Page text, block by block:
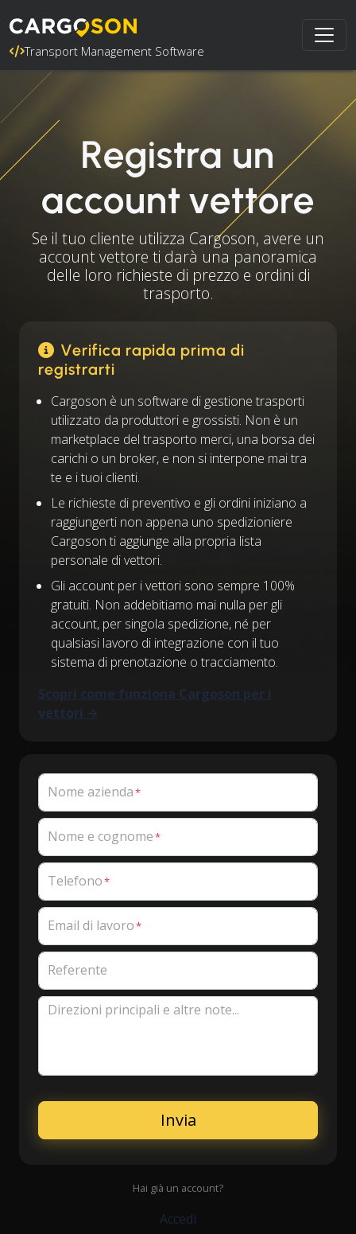
Transport Management Software
Registra un
account vettore
Se il tuo cliente utilizza Cargoson, avere un
account vettore ti darà una panoramica
delle loro richieste di prezzo e ordini di
trasporto.
Verifica rapida prima di
registrarti
Cargoson è un software di gestione trasporti
utilizzato da produttori e grossisti. Non è un
marketplace del trasporto merci, una borsa dei
carichi o un broker, e non si interpone mai tra
te e i tuoi clienti.
Le richieste di preventivo e gli ordini iniziano a
raggiungerti non appena uno spedizioniere
Cargoson ti aggiunge alla propria lista
personale di vettori.
Gli account per i vettori sono sempre 100%
gratuiti. Non addebitiamo mai nulla per gli
account, per singola spedizione, né per
qualsiasi lavoro di integrazione con il tuo
sistema di prenotazione o tracciamento.
Scopri come funziona Cargoson per i
vettori →
Nome azienda
Nome e cognome
Telefono
Email di lavoro
Referente
Direzioni principali e altre note...
Invia
Hai già un account?
Accedi